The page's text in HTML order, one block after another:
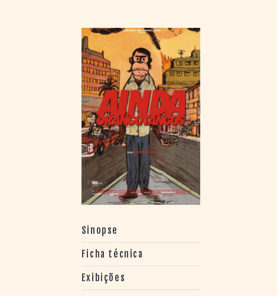
> ARQUIVO
PORTAL DO
CINEMA GAÚCHO
> APRESENTAÇÃO
> BUSCA AVANÇADA
> LISTA DE FILMES
> FILMOGRAFIAS DE
CINEASTAS
> DISCOGRAFIAS
> BIBLIOGRAFIAS
CONTATO E
Sinopse
Ficha técnica
Exibições